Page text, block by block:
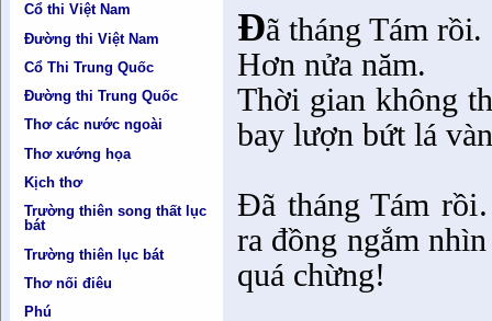
Cổ thi Việt Nam
Đường thi Việt Nam
Cổ Thi Trung Quốc
Đường thi Trung Quốc
Thơ các nước ngoài
Thơ xướng họa
Kịch thơ
Trường thiên song thất lục
bát
Trường thiên lục bát
Thơ nối điêu
Phú
Đã tháng Tám rồi.
Hơn nửa năm.
Thời gian không
bay lượn bứt lá
Đã tháng Tám
ra đồng ngắm
quá chừng!